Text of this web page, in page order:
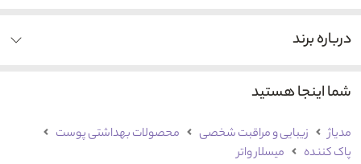
درباره برند
شما اینجا هستید
مدیاژ زیبایی و مراقبت شخصی
محصولات بهداشتی پوست
پاک کننده
میسلار واتر